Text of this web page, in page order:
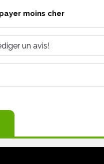
moins cher
un avis!